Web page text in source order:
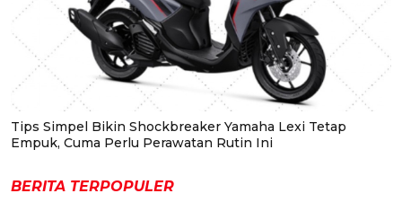
Tips Simpel Bikin Shockbreaker Yamaha Lexi Tetap
Empuk, Cuma Perlu Perawatan Rutin Ini
BERITA TERPOPULER